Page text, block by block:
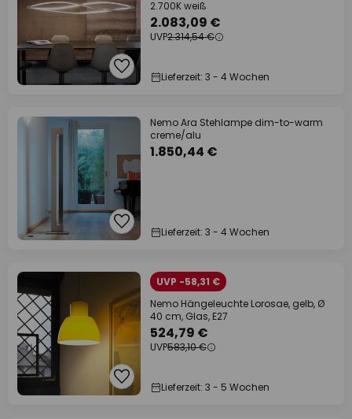
2.700K weiß
2.083,09 €
UVP2.314,54 €
Lieferzeit: 3 - 4 Wochen
Nemo Ara Stehlampe dim-to-warm
creme/alu
1.850,44 €
Lieferzeit: 3 - 4 Wochen
UVP -58,31 €
Nemo Hängeleuchte Lorosae, gelb, Ø
40 cm, Glas, E27
524,79 €
UVP583,10 €
Lieferzeit: 3 - 5 Wochen